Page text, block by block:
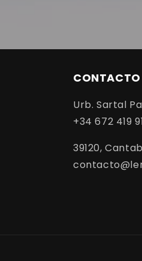
CONTACTO
Urb. Sartal
+34 672 419
39120,